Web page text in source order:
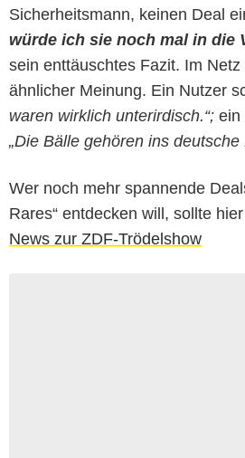
Sicherheitsmann, keinen Deal
würde ich sie noch mal in die
sein enttäuschtes Fazit. Im
ähnlicher Meinung. Ein Nutzer
waren wirklich unterirdisch.“; ein
„Die Bälle gehören ins
Wer noch mehr spannende
Rares“ entdecken will, sollte
News zur ZDF-Trödelshow